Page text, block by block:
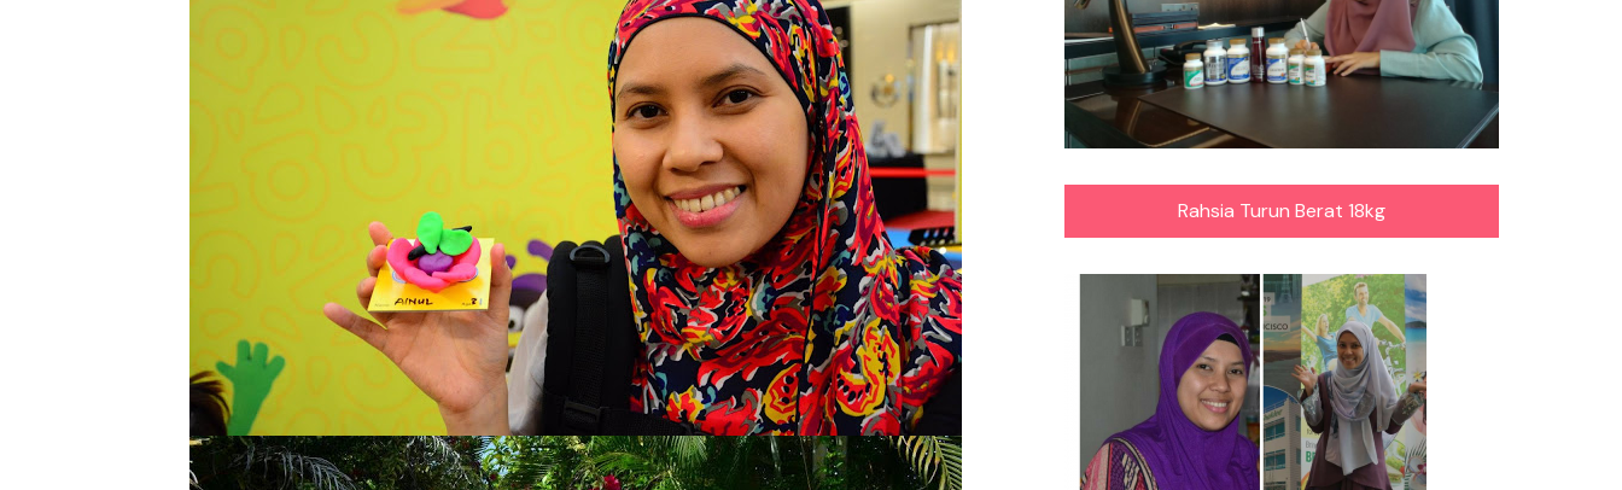
Rahsia Turun Berat 18kg